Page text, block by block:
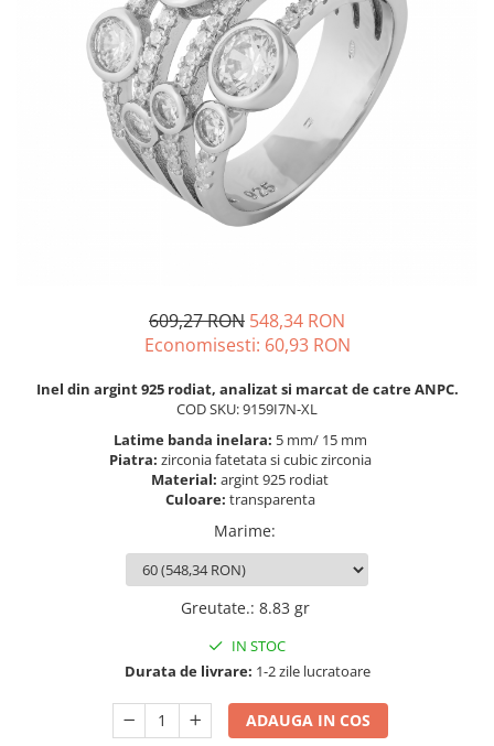
SETURI BIJUTERII
ACE DE CRAVATA
BRATARI PENTRU PICIOR
BRATARA TIP ROZARIU
LANTURI TIP ROZARIU
609,27 RON 548,34 RON
Economisesti: 60,93 RON
Inel din argint 925 rodiat, analizat si marcat de catre ANPC.
COD SKU: 9159I7N-XL
Latime banda inelara: 5 mm/ 15 mm
Piatra: zirconia fatetata si cubic zirconia
Material: argint 925 rodiat
Culoare: transparenta
Marime:
Greutate.: 8.83 gr
IN STOC
Durata de livrare: 1-2 zile lucratoare
ADAUGA IN COS